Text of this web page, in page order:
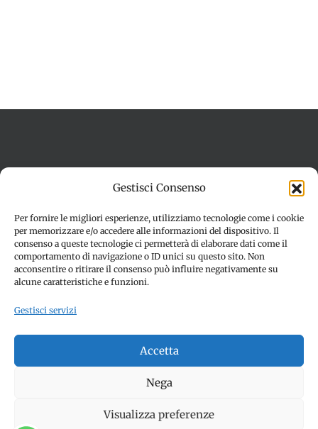
Gestisci Consenso
Per fornire le migliori esperienze, utilizziamo tecnologie come i cookie
per memorizzare e/o accedere alle informazioni del dispositivo. Il
consenso a queste tecnologie ci permetterà di elaborare dati come il
comportamento di navigazione o ID unici su questo sito. Non
acconsentire o ritirare il consenso può influire negativamente su
alcune caratteristiche e funzioni.
Gestisci servizi
Accetta
Nega
Visualizza preferenze
Dichiarazione sulla Privacy (UE)
Disconoscimento
© Copyright 2012 -2026 | SPETTACOLI EVENTI - CIVITANOVA
MARCHE (MC) - Partita iva: 01907890436 | ALL RIGHTS
RESERVED | Made with ❤️ by